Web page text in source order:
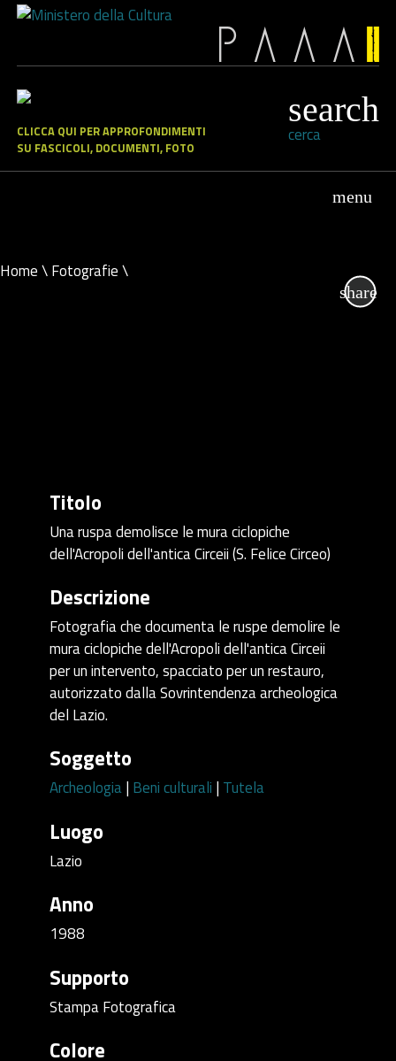
CLICCA QUI PER APPROFONDIMENTI
SU FASCICOLI, DOCUMENTI, FOTO
cerca
Home\Fotografie\
Titolo
Una ruspa demolisce le mura ciclopiche
dell'Acropoli dell'antica Circeii (S. Felice Circeo)
Descrizione
Fotografia che documenta le ruspe demolire le
mura ciclopiche dell'Acropoli dell'antica Circeii
per un intervento, spacciato per un restauro,
autorizzato dalla Sovrintendenza archeologica
del Lazio.
Soggetto
Archeologia| Beni culturali | Tutela
Luogo
Lazio
Anno
1988
Supporto
Stampa Fotografica
Colore